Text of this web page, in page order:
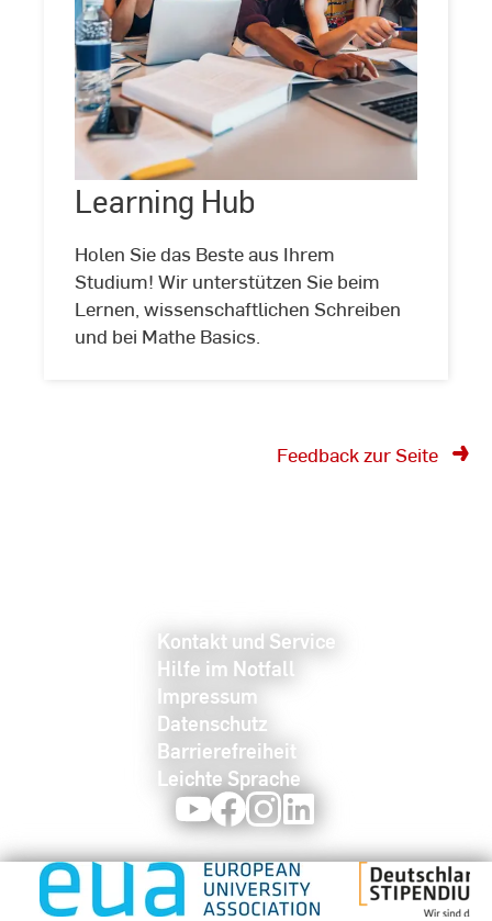
©Stock
Learning Hub
Holen Sie das Beste aus Ihrem
Studium! Wir unterstützen Sie beim
Lernen, wissenschaftlichen Schreiben
und bei Mathe Basics.
Learning
Hub
Feedback zur Seite
Kontakt und Service
Hilfe im Notfall
Impressum
Datenschutz
Barrierefreiheit
Leichte Sprache
YoutubeFacebookInstagram